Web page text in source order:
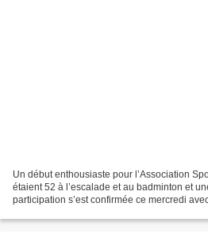
Un début enthousiaste pour l’Association
étaient 52 à l’escalade et au badminton et
participation s’est confirmée ce mercredi